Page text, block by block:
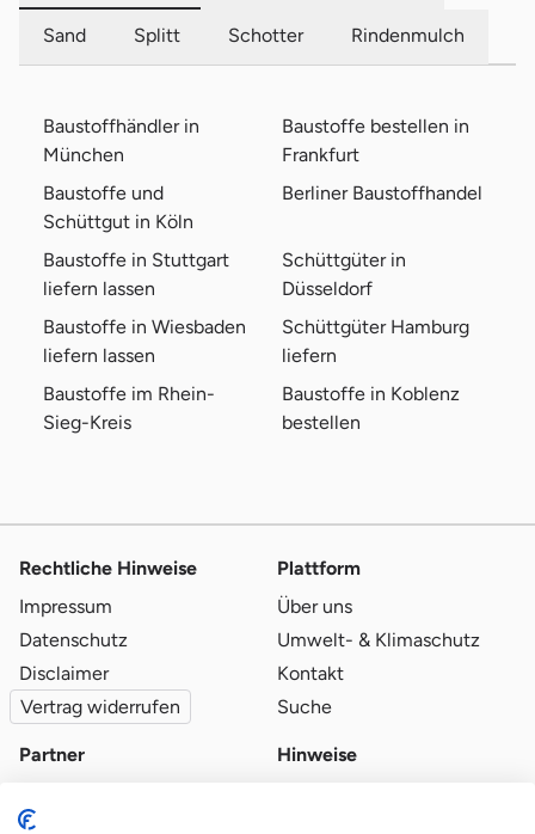
Sand Splitt Schotter Rindenmulch
Baustoffhändler in
München
Baustoffe bestellen in
Frankfurt
Baustoffe und
Schüttgut in Köln
Berliner Baustoffhandel
Baustoffe in Stuttgart
liefern lassen
Schüttgüter in
Düsseldorf
Baustoffe in Wiesbaden
liefern lassen
Schüttgüter Hamburg
liefern
Baustoffe im Rhein-
Sieg-Kreis
Baustoffe in Koblenz
bestellen
Rechtliche Hinweise
Impressum
Datenschutz
Disclaimer
Vertrag widerrufen
Plattform
Über uns
Umwelt- & Klimaschutz
Kontakt
Suche
Partner
Qualitätsvoraussetzungen
Hinweise